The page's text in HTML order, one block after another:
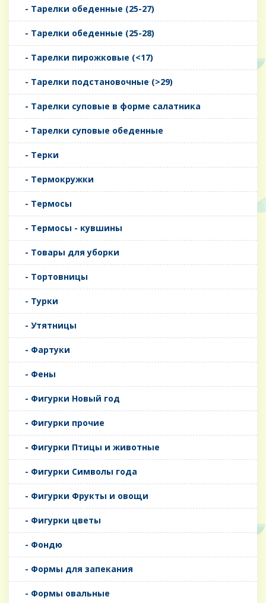
- Тарелки обеденные (25-27)
- Тарелки обеденные (25-28)
- Тарелки пирожковые (<17)
- Тарелки подстановочные (>29)
- Тарелки суповые в форме салатника
- Тарелки суповые обеденные
- Терки
- Термокружки
- Термосы
- Термосы - кувшины
- Товары для уборки
- Тортовницы
- Турки
- Утятницы
- Фартуки
- Фены
- Фигурки Новый год
- Фигурки прочие
- Фигурки Птицы и животные
- Фигурки Символы года
- Фигурки Фрукты и овощи
- Фигурки цветы
- Фондю
- Формы для запекания
- Формы овальные